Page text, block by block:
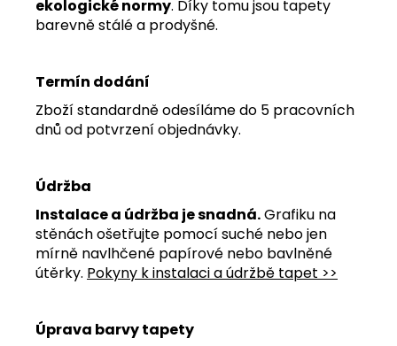
ekologické normy. Díky tomu jsou tapety
barevně stálé a prodyšné.
Termín dodání
Zboží standardně odesíláme do 5 pracovních
dnů od potvrzení objednávky.
Údržba
Instalace a údržba je snadná.Grafiku na
stěnách ošetřujte pomocí suché nebo jen
mírně navlhčené papírové nebo bavlněné
útěrky. Pokyny k instalaci a údržbě tapet >>
Úprava barvy tapety